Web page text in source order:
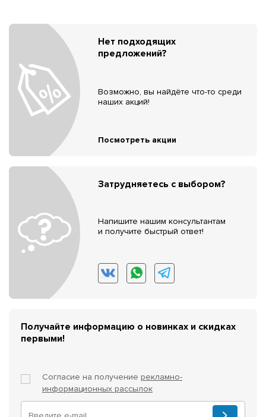
Нет подходящих
предложений?
Возможно, вы найдёте что-то среди
наших акций!
Посмотреть акции
Затрудняетесь с выбором?
Напишите нашим консультантам
и получите быстрый ответ!
Получайте информацию о новинках и скидках
первыми!
Согласие на получение рекламно-
информационных рассылок